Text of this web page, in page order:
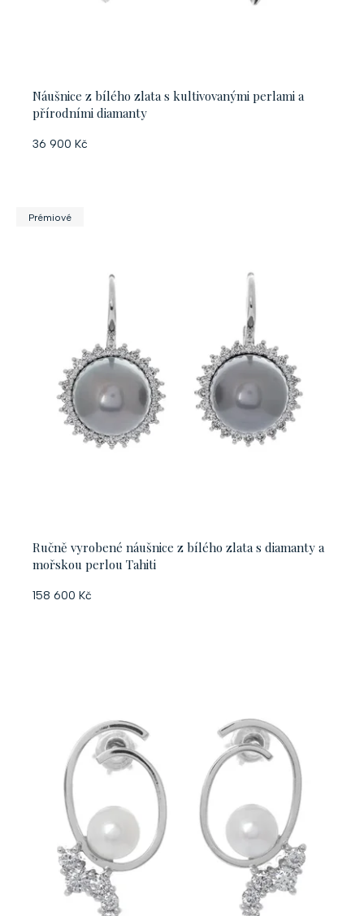
Náušnice z bílého zlata s kultivovanými perlami a
přírodními diamanty
36 900 Kč
Prémiové
Ručně vyrobené náušnice z bílého zlata s diamanty a
mořskou perlou Tahiti
158 600 Kč